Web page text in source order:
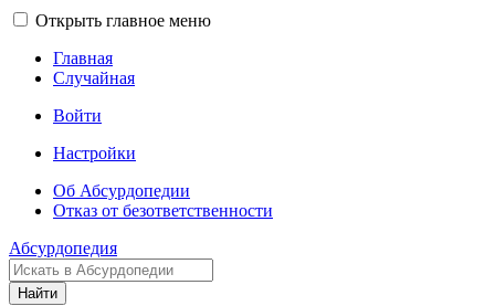
Открыть главное меню
Главная
Случайная
Войти
Настройки
Об Абсурдопедии
Отказ от безответственности
Абсурдопедия
Найти